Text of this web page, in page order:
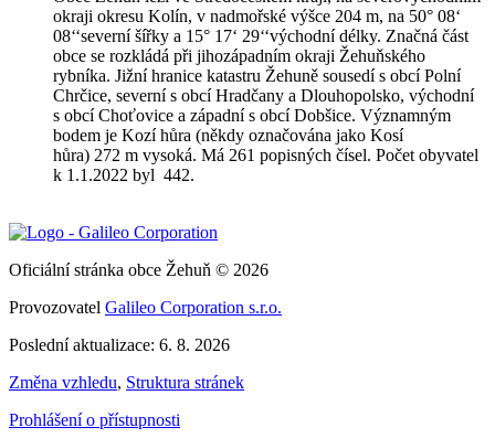
okraji okresu Kolín, v nadmořské výšce 204 m, na 50° 08‘
08‘‘severní šířky a 15° 17‘ 29‘‘východní délky. Značná část
obce se rozkládá při jihozápadním okraji Žehuňského
rybníka. Jižní hranice katastru Žehuně sousedí s obcí Polní
Chrčice, severní s obcí Hradčany a Dlouhopolsko, východní
s obcí Choťovice a západní s obcí Dobšice. Významným
bodem je Kozí hůra (někdy označována jako Kosí
hůra) 272 m vysoká. Má 261 popisných čísel. Počet obyvatel
k 1.1.2022 byl 442.
Oficiální stránka obce Žehuň © 2026
Provozovatel Galileo Corporation s.r.o.
Poslední aktualizace: 6. 8. 2026
Změna vzhledu, Struktura stránek
Prohlášení o přístupnosti